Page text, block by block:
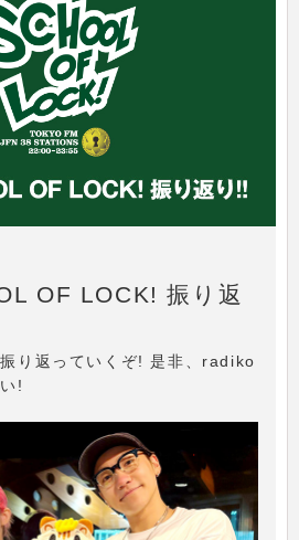
OF LOCK! 振り返
り返っていくぞ! 是非、radiko
!